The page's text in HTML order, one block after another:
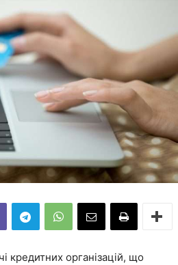
кредитних організацій, що